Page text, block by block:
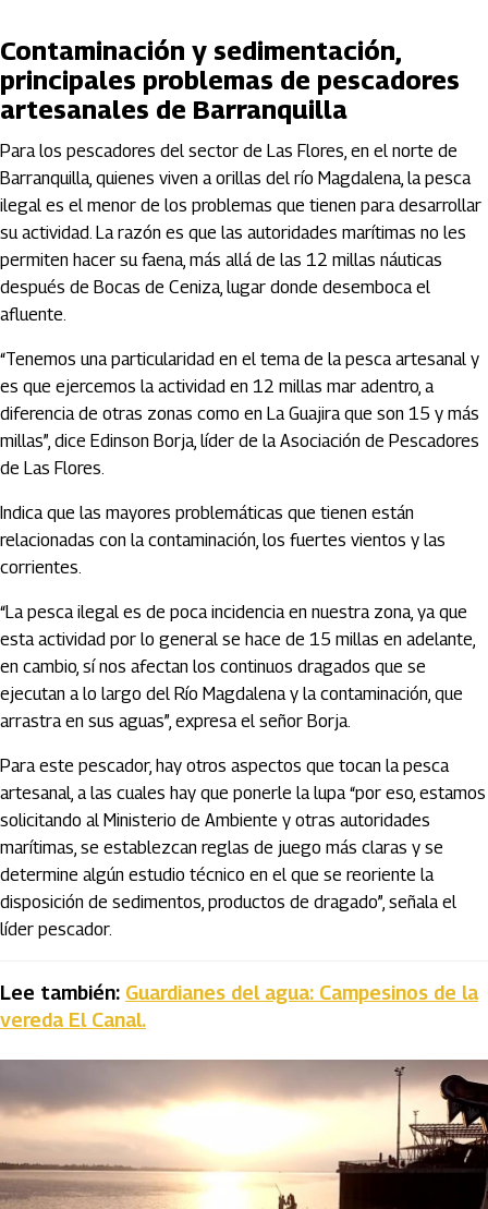
Contaminación y sedimentación,
principales problemas de pescadores
artesanales de Barranquilla
Para los pescadores del sector de Las Flores, en el norte de
Barranquilla, quienes viven a orillas del río Magdalena, la pesca
ilegal es el menor de los problemas que tienen para desarrollar
su actividad. La razón es que las autoridades marítimas no les
permiten hacer su faena, más allá de las 12 millas náuticas
después de Bocas de Ceniza, lugar donde desemboca el
afluente.
“Tenemos una particularidad en el tema de la pesca artesanal y
es que ejercemos la actividad en 12 millas mar adentro, a
diferencia de otras zonas como en La Guajira que son 15 y más
millas”, dice Edinson Borja, líder de la Asociación de Pescadores
de Las Flores.
Indica que las mayores problemáticas que tienen están
relacionadas con la contaminación, los fuertes vientos y las
corrientes.
“La pesca ilegal es de poca incidencia en nuestra zona, ya que
esta actividad por lo general se hace de 15 millas en adelante,
en cambio, sí nos afectan los continuos dragados que se
ejecutan a lo largo del Río Magdalena y la contaminación, que
arrastra en sus aguas”, expresa el señor Borja.
Para este pescador, hay otros aspectos que tocan la pesca
artesanal, a las cuales hay que ponerle la lupa “por eso, estamos
solicitando al Ministerio de Ambiente y otras autoridades
marítimas, se establezcan reglas de juego más claras y se
determine algún estudio técnico en el que se reoriente la
disposición de sedimentos, productos de dragado”, señala el
líder pescador.
Lee también: Guardianes del agua: Campesinos de la
vereda El Canal.